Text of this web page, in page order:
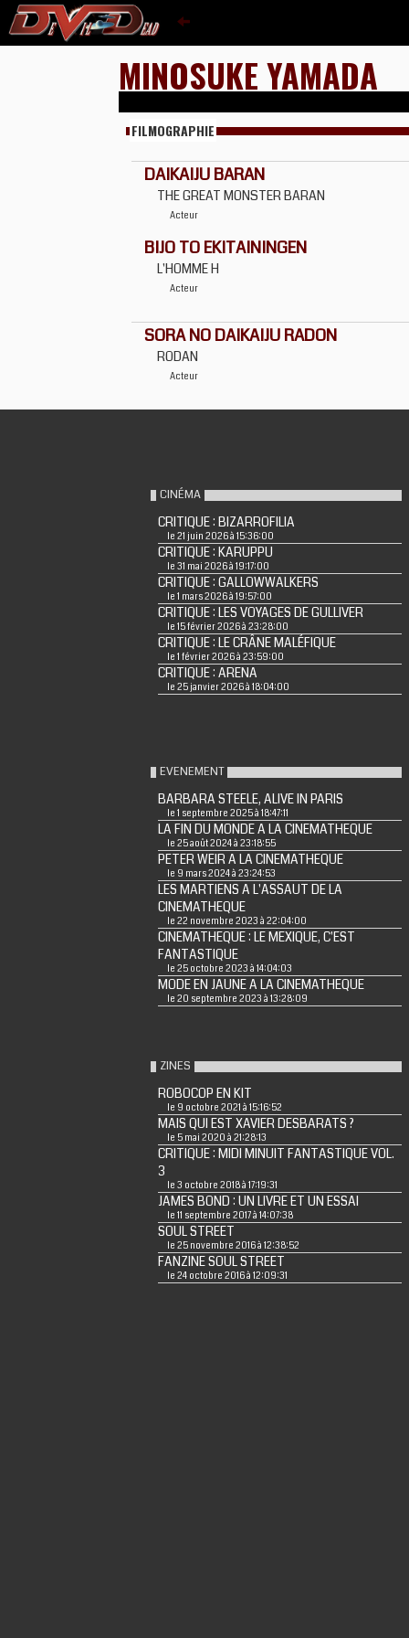
MINOSUKE YAMADA
FILMOGRAPHIE
DAIKAIJU BARAN
THE GREAT MONSTER BARAN
Acteur
BIJO TO EKITAININGEN
L'HOMME H
Acteur
SORA NO DAIKAIJU RADON
RODAN
Acteur
CINÉMA
CRITIQUE : BIZARROFILIA
le 21 juin 2026 à 15:36:00
CRITIQUE : KARUPPU
le 31 mai 2026 à 19:17:00
CRITIQUE : GALLOWWALKERS
le 1 mars 2026 à 19:57:00
CRITIQUE : LES VOYAGES DE GULLIVER
le 15 février 2026 à 23:28:00
CRITIQUE : LE CRÂNE MALÉFIQUE
le 1 février 2026 à 23:59:00
CRITIQUE : ARENA
le 25 janvier 2026 à 18:04:00
EVENEMENT
BARBARA STEELE, ALIVE IN PARIS
le 1 septembre 2025 à 18:47:11
LA FIN DU MONDE A LA CINEMATHEQUE
le 25 août 2024 à 23:18:55
PETER WEIR A LA CINEMATHEQUE
le 9 mars 2024 à 23:24:53
LES MARTIENS A L'ASSAUT DE LA
CINEMATHEQUE
le 22 novembre 2023 à 22:04:00
CINEMATHEQUE : LE MEXIQUE, C'EST
FANTASTIQUE
le 25 octobre 2023 à 14:04:03
MODE EN JAUNE A LA CINEMATHEQUE
le 20 septembre 2023 à 13:28:09
ZINES
ROBOCOP EN KIT
le 9 octobre 2021 à 15:16:52
MAIS QUI EST XAVIER DESBARATS ?
le 5 mai 2020 à 21:28:13
CRITIQUE : MIDI MINUIT FANTASTIQUE VOL.
3
le 3 octobre 2018 à 17:19:31
JAMES BOND : UN LIVRE ET UN ESSAI
le 11 septembre 2017 à 14:07:38
SOUL STREET
le 25 novembre 2016 à 12:38:52
FANZINE SOUL STREET
le 24 octobre 2016 à 12:09:31